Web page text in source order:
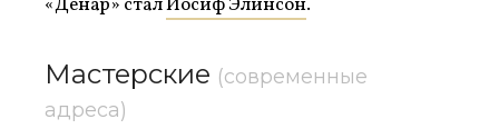
Мастерские (современные
адреса)